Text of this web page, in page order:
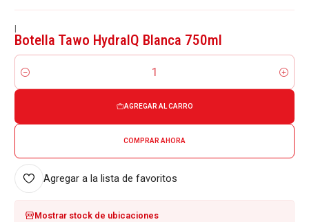
|
Botella Tawo HydralQ Blanca 750ml
Cantidad
AGREGAR AL CARRO
COMPRAR AHORA
Agregar a la lista de favoritos
Mostrar stock de ubicaciones